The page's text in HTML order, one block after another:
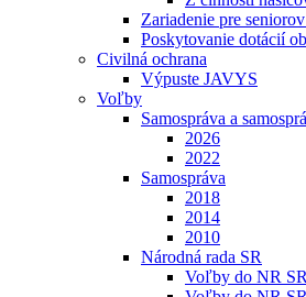
Zariadenie pre
Poskytovanie dotácií
Civilná ochrana
Výpuste JAVYS
Voľby
Samospráva a
2026
2022
Samospráva
2018
2014
2010
Národná rada SR
Voľby do NR